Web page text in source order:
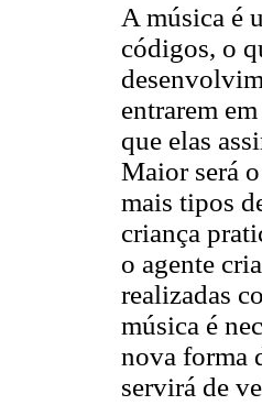
A música é
códigos, o
entrarem
que elas
Maior será
mais tipos
criança
o agente
realizadas
música é
nova forma
servirá de